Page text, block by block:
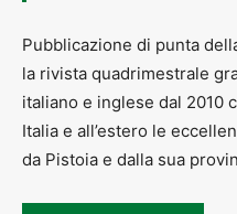
Pubblicazione di punta
la rivista quadrimestrale
italiano e inglese dal 2010
Italia e all’estero le
da Pistoia e dalla sua